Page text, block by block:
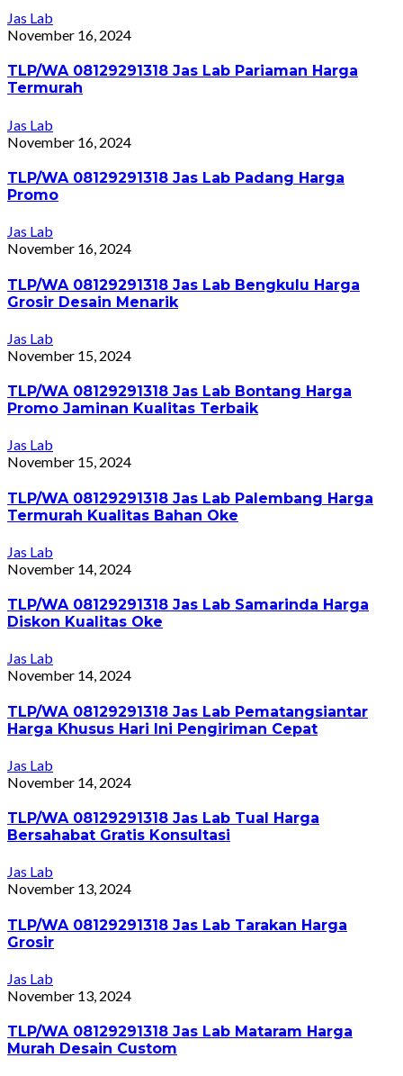
Jas Lab
November 16, 2024
TLP/WA 08129291318 Jas Lab Pariaman Harga
Termurah
Jas Lab
November 16, 2024
TLP/WA 08129291318 Jas Lab Padang Harga
Promo
Jas Lab
November 16, 2024
TLP/WA 08129291318 Jas Lab Bengkulu Harga
Grosir Desain Menarik
Jas Lab
November 15, 2024
TLP/WA 08129291318 Jas Lab Bontang Harga
Promo Jaminan Kualitas Terbaik
Jas Lab
November 15, 2024
TLP/WA 08129291318 Jas Lab Palembang Harga
Termurah Kualitas Bahan Oke
Jas Lab
November 14, 2024
TLP/WA 08129291318 Jas Lab Samarinda Harga
Diskon Kualitas Oke
Jas Lab
November 14, 2024
TLP/WA 08129291318 Jas Lab Pematangsiantar
Harga Khusus Hari Ini Pengiriman Cepat
Jas Lab
November 14, 2024
TLP/WA 08129291318 Jas Lab Tual Harga
Bersahabat Gratis Konsultasi
Jas Lab
November 13, 2024
TLP/WA 08129291318 Jas Lab Tarakan Harga
Grosir
Jas Lab
November 13, 2024
TLP/WA 08129291318 Jas Lab Mataram Harga
Murah Desain Custom